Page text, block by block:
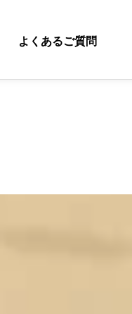
よくあるご質問